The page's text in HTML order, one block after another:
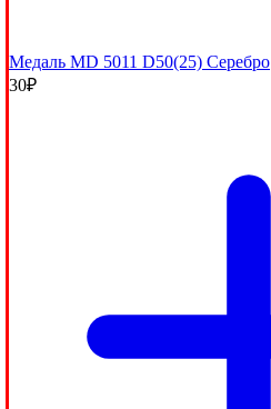
Медаль МD 5011 D50(25) Серебро
30₽